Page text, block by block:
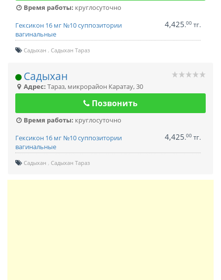
Время работы: круглосуточно
Гексикон 16 мг №10 суппозитории
вагинальные
4,425.00 тг.
Садыхан Садыхан Тараз
Садыхан
Адрес: Тараз, микрорайон Каратау, 30
Позвонить
Время работы: круглосуточно
Гексикон 16 мг №10 суппозитории
вагинальные
4,425.00 тг.
Садыхан Садыхан Тараз